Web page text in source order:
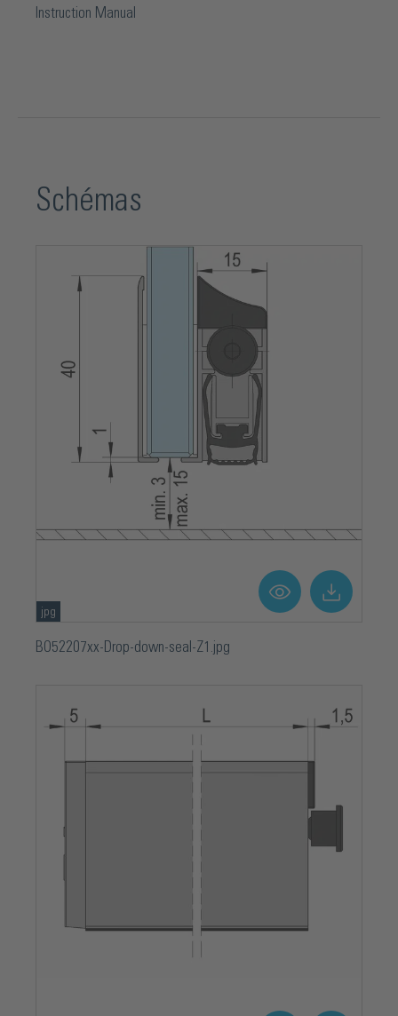
Instruction Manual
Schémas
jpg
BO52207xx-Drop-down-seal-Z1.jpg